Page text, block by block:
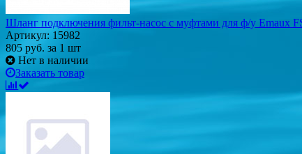
Шланг подключения фильт-насос с муфтами для ф/у Emaux
Артикул: 15982
805 руб. за 1 шт
Нет в наличии
Заказать товар